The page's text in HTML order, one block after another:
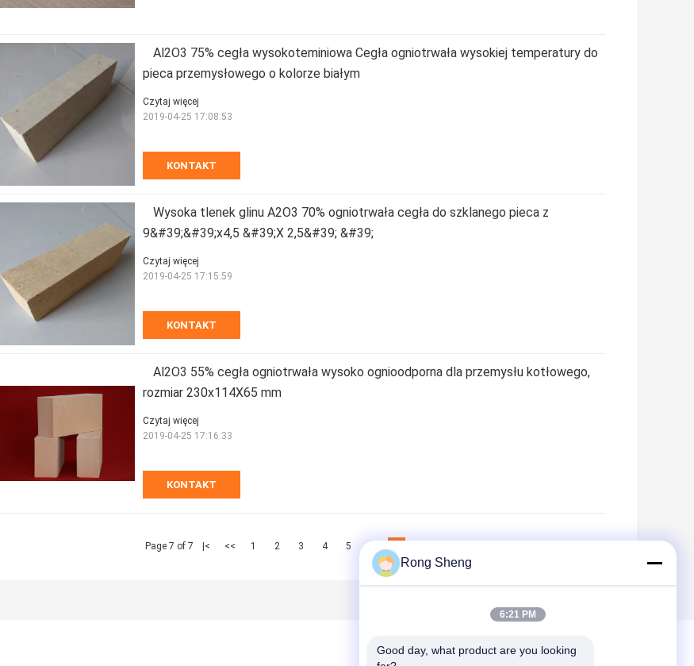
Al2O3 75% cegła wysokoteminiowa Cegła ogniotrwała wysokiej temperatury do
pieca przemysłowego o kolorze białym
KONTAKT
Czytaj więcej
2019-04-25 17:08:53
Wysoka tlenek glinu A2O3 70% ogniotrwała cegła do szklanego pieca z
9&#39;&#39;x4,5 &#39;X 2,5&#39; &#39;
KONTAKT
Czytaj więcej
2019-04-25 17:15:59
Al2O3 55% cegła ogniotrwała wysoko ognioodporna dla przemysłu kotłowego,
rozmiar 230x114X65 mm
KONTAKT
Czytaj więcej
2019-04-25 17:16:33
Page 7 of 7 |< << 1 2 3 4 5
Rong Sheng
6:21 PM
Good day, what product are you looking